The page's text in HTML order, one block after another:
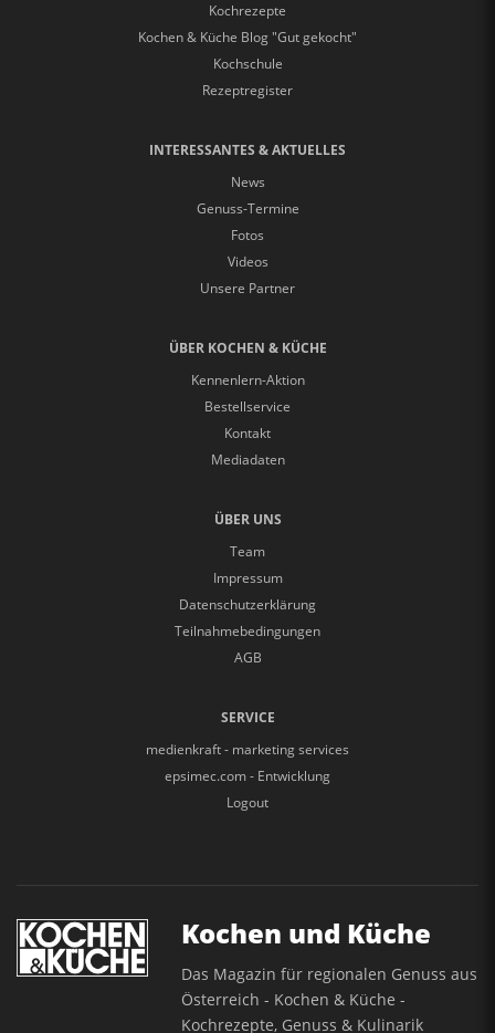
Kochrezepte
Kochen & Küche Blog "Gut gekocht"
Kochschule
Rezeptregister
INTERESSANTES & AKTUELLES
News
Genuss-Termine
Fotos
Videos
Unsere Partner
ÜBER KOCHEN & KÜCHE
Kennenlern-Aktion
Bestellservice
Kontakt
Mediadaten
ÜBER UNS
Team
Impressum
Datenschutzerklärung
Teilnahmebedingungen
AGB
SERVICE
medienkraft - marketing services
epsimec.com - Entwicklung
Logout
Kochen und Küche
Das Magazin für regionalen Genuss aus
Österreich - Kochen & Küche -
Kochrezepte, Genuss & Kulinarik